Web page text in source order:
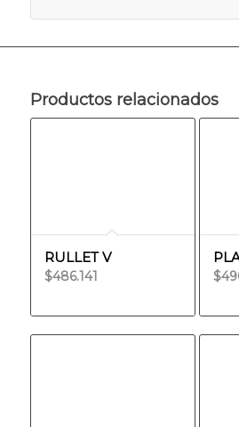
Productos relacionados
RULLET V
$486.141 $